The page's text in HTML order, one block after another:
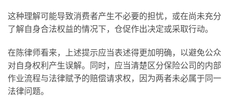
这种理解可能导致消费者产生不必要的担忧，或在尚未充分
了解自身合法权益的情况下，仓促作出决定或采取行动。
在陈律师看来，上述提示应当表述得更加明确，以避免公众
对自身权利产生误解。同时，应当清楚区分保险公司的内部
作业流程与法律赋予的赔偿请求权，因为两者未必属于同一
法律问题。